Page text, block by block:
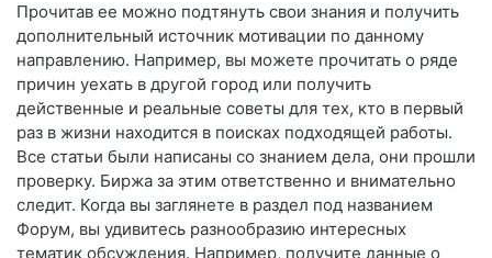
Прочитав ее можно подтянуть свои знания и получить
дополнительный источник мотивации по данному
направлению. Например, вы можете прочитать о ряде
причин уехать в другой город или получить
действенные и реальные советы для тех, кто в первый
раз в жизни находится в поисках подходящей работы.
Все статьи были написаны со знанием дела, они прошли
проверку. Биржа за этим ответственно и внимательно
следит. Когда вы заглянете в раздел под названием
Форум, вы удивитесь разнообразию интересных
тематик обсуждения. Например, получите данные о